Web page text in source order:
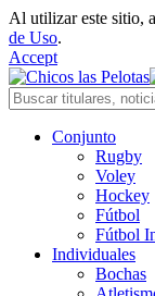
Al utilizar este sitio,
de Uso.
Accept
Conjunto
Rugby
Voley
Hockey
Fútbol
Fútbol
Individuales
Bochas